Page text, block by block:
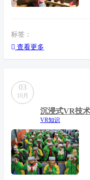
标签：
查看更多
03
10月
沉浸式VR技
VR知识